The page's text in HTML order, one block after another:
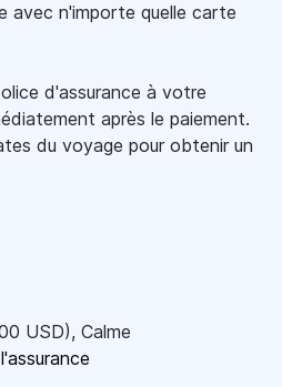
avec n'importe quelle carte
d'assurance à votre
après le paiement.
du voyage pour obtenir un
USD), Calme